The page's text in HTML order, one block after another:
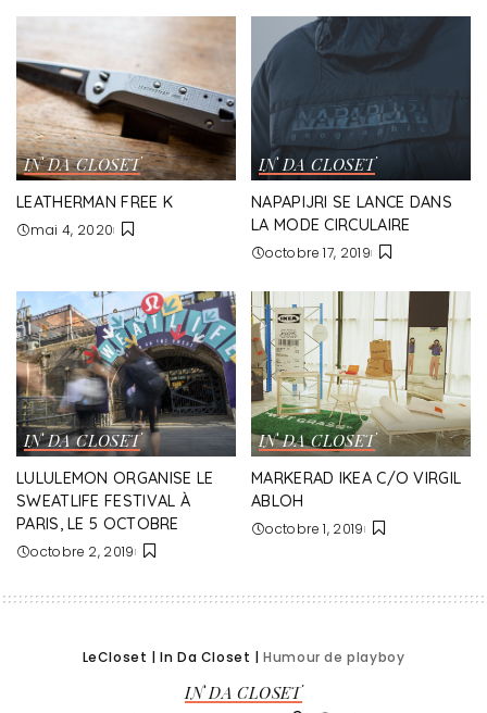
IN DA CLOSET
LEATHERMAN FREE K
mai 4, 2020
IN DA CLOSET
NAPAPIJRI SE LANCE DANS
LA MODE CIRCULAIRE
octobre 17, 2019
IN DA CLOSET
LULULEMON ORGANISE LE
SWEATLIFE FESTIVAL À
PARIS, LE 5 OCTOBRE
octobre 2, 2019
IN DA CLOSET
MARKERAD IKEA C/O VIRGIL
ABLOH
octobre 1, 2019
LeCloset |In Da Closet |Humour de playboy
IN DA CLOSET